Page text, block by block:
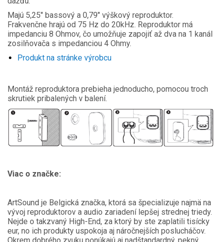
Majú 5,25" bassový a 0,79" výškový reproduktor.
Frakvenčne hrajú od 75 Hz do 20kHz. Reproduktor má
impedanciu 8 Ohmov, čo umožňuje zapojiť až dva na 1 kanál
zosilňovača s impedanciou 4 Ohmy.
Produkt na stránke výrobcu
Montáž reproduktora prebieha jednoducho, pomocou troch
skrutiek pribalených v balení.
Viac o značke:
ArtSound je Belgická značka, ktorá sa špecializuje najmä na
vývoj reproduktorov a audio zariadení lepšej strednej triedy.
Nejde o takzvaný High-End, za ktorý by ste zaplatili tisícky
eur, no ich produkty uspokoja aj náročnejších poslucháčov.